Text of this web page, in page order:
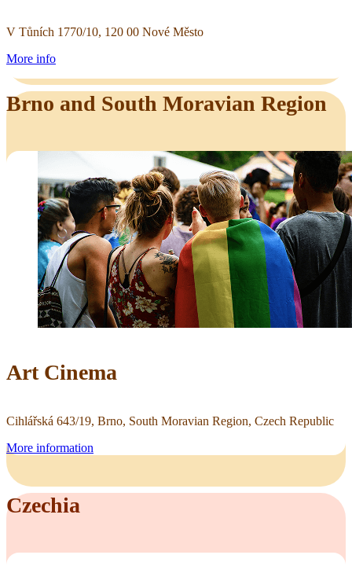
V Tůních 1770/10, 120 00 Nové Město
More info
Brno and South Moravian Region
Art Cinema
Cihlářská 643/19, Brno, South Moravian Region, Czech Republic
More information
Czechia